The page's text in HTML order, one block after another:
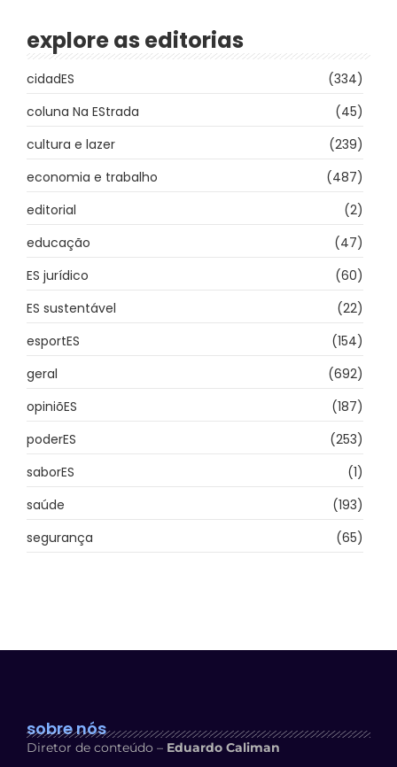
explore as editorias
cidadES
(334)
coluna Na EStrada
(45)
cultura e lazer
(239)
economia e trabalho
(487)
editorial
(2)
educação
(47)
ES jurídico
(60)
ES sustentável
(22)
esportES
(154)
geral
(692)
opiniõES
(187)
poderES
(253)
saborES
(1)
saúde
(193)
segurança
(65)
sobre nós
Diretor de conteúdo – Eduardo Caliman